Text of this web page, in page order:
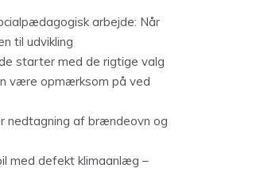
arbejde: Når
til udvikling
starter med de rigtige valg
være opmærksom på ved
nedtagning af brændeovn og
med defekt klimaanlæg –